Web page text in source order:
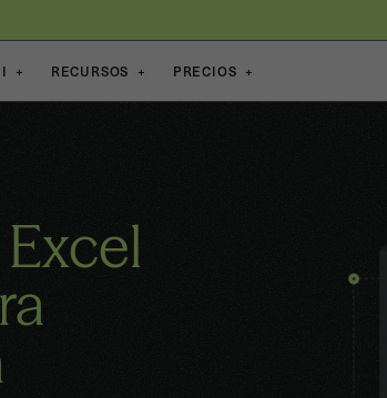
+ RECURSOS + PRECIOS +